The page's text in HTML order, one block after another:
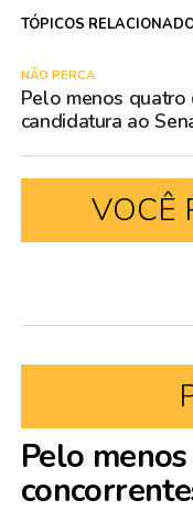
TÓPICOS
NÃO PERCA
Pelo menos quatro
candidatura ao
VOCÊ
Pelo